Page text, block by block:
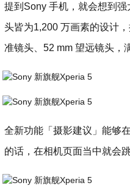
提到Sony 手机，就会想到
头皆为1,200 万画素的设计
准镜头、52 mm 望远镜头，
全新功能「摄影建议」能够
的话，在相机页面当中就会